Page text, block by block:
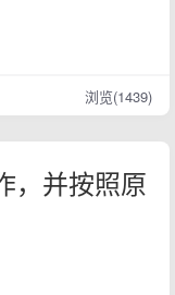
浏览(1439)
，并按照原